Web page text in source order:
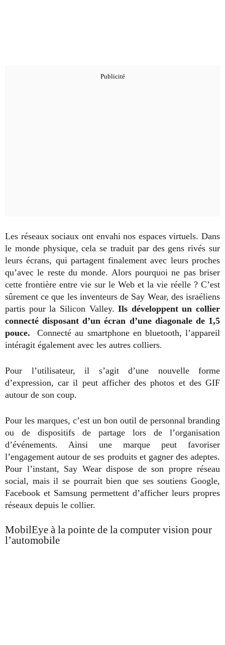
Les réseaux sociaux ont envahi nos espaces virtuels. Dans
le monde physique, cela se traduit par des gens rivés sur
leurs écrans, qui partagent finalement avec leurs proches
qu’avec le reste du monde. Alors pourquoi ne pas briser
cette frontière entre vie sur le Web et la vie réelle ? C’est
sûrement ce que les inventeurs de Say Wear, des israéliens
partis pour la Silicon Valley.Ils développent un collier
connecté disposant d’un écran d’une diagonale de 1,5
pouce. Connecté au smartphone en bluetooth, l’appareil
intéragit également avec les autres colliers.
Pour l’utilisateur, il s’agit d’une nouvelle forme
d’expression, car il peut afficher des photos et des GIF
autour de son coup.
Pour les marques, c’est un bon outil de personnal branding
ou de dispositifs de partage lors de l’organisation
d’événements. Ainsi une marque peut favoriser
l’engagement autour de ses produits et gagner des adeptes.
Pour l’instant, Say Wear dispose de son propre réseau
social, mais il se pourrait bien que ses soutiens Google,
Facebook et Samsung permettent d’afficher leurs propres
réseaux depuis le collier.
MobilEye à la pointe de la computer vision pour
l’automobile